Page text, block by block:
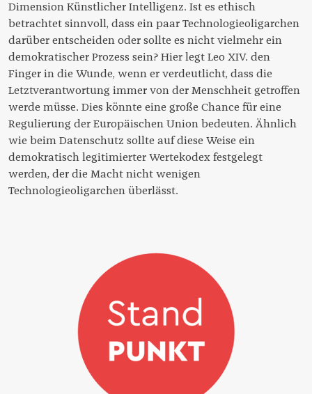
Dimension Künstlicher Intelligenz. Ist es ethisch
betrachtet sinnvoll, dass ein paar Technologieoligarchen
darüber entscheiden oder sollte es nicht vielmehr ein
demokratischer Prozess sein? Hier legt Leo XIV. den
Finger in die Wunde, wenn er verdeutlicht, dass die
Letztverantwortung immer von der Menschheit getroffen
werde müsse. Dies könnte eine große Chance für eine
Regulierung der Europäischen Union bedeuten. Ähnlich
wie beim Datenschutz sollte auf diese Weise ein
demokratisch legitimierter Wertekodex festgelegt
werden, der die Macht nicht wenigen
Technologieoligarchen überlässt.